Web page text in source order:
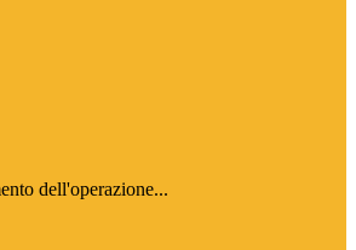
dell'operazione...